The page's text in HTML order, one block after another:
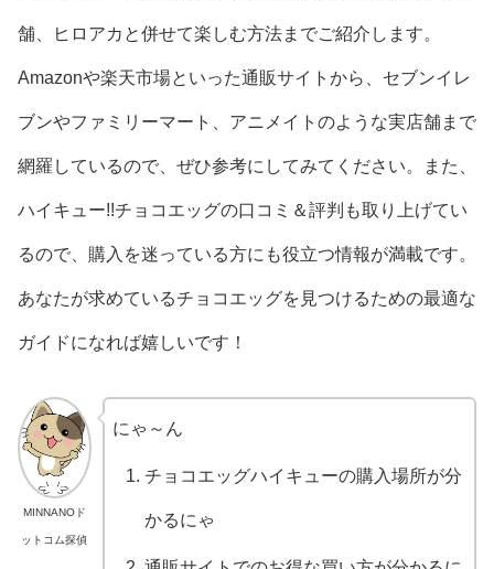
舗、ヒロアカと併せて楽しむ方法までご紹介します。
Amazonや楽天市場といった通販サイトから、セブンイレ
ブンやファミリーマート、アニメイトのような実店舗まで
網羅しているので、ぜひ参考にしてみてください。また、
ハイキュー!!チョコエッグの口コミ＆評判も取り上げてい
るので、購入を迷っている方にも役立つ情報が満載です。
あなたが求めているチョコエッグを見つけるための最適な
ガイドになれば嬉しいです！
MINNANOド
ットコム探偵
にゃ～ん
チョコエッグハイキューの購入場所が分
かるにゃ